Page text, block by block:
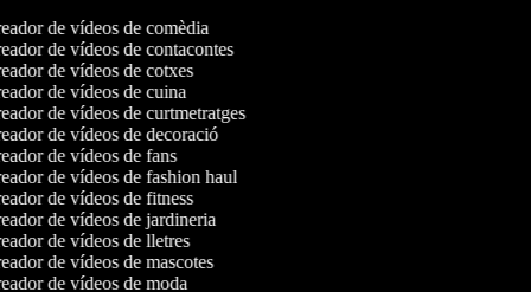
de vídeos de comèdia
de vídeos de contacontes
de vídeos de cotxes
de vídeos de cuina
de vídeos de curtmetratges
de vídeos de decoració
de vídeos de fans
de vídeos de fashion haul
de vídeos de fitness
de vídeos de jardineria
de vídeos de lletres
de vídeos de mascotes
de vídeos de moda